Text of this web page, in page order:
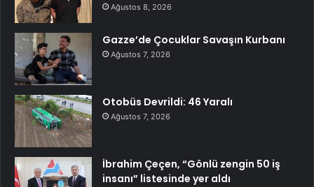
Ağustos 8, 2026
Gazze’de Çocuklar Savaşın Kurbanı
Ağustos 7, 2026
Otobüs Devrildi: 46 Yaralı
Ağustos 7, 2026
İbrahim Çeçen, “Gönlü zengin 50 iş
insanı” listesinde yer aldı